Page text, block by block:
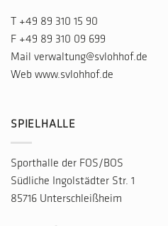
T +49 89 310 15 90
F +49 89 310 09 699
Mail verwaltung@svlohhof.de
Web www.svlohhof.de
SPIELHALLE
Sporthalle der FOS/BOS
Südliche Ingolstädter Str. 1
85716 Unterschleißheim